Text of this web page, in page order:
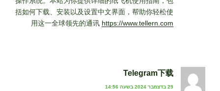
括如何下载、安装以及设置中文界面，帮助你轻松使
用这一全球领先的通讯 https://www.tellern.com
Telegram下载
29 בדצמבר 2024 בשעה 14:56